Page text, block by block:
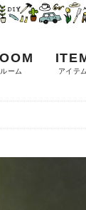
ルーム アイテム